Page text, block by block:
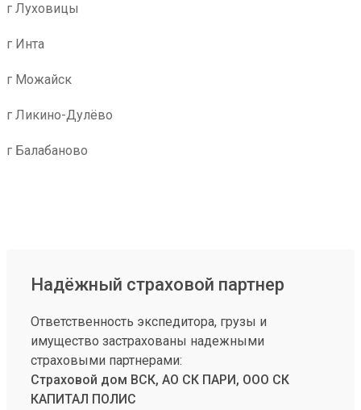
г Луховицы
г Инта
г Можайск
г Ликино-Дулёво
г Балабаново
Надёжный страховой партнер
Ответственность экспедитора, грузы и
имущество застрахованы надежными
страховыми партнерами:
Страховой дом ВСК, АО СК ПАРИ, ООО СК
КАПИТАЛ ПОЛИС